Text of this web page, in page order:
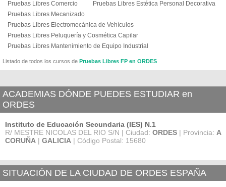
Pruebas Libres Comercio
Pruebas Libres Estética Personal Decorativa
Pruebas Libres Mecanizado
Pruebas Libres Electromecánica de Vehículos
Pruebas Libres Peluquería y Cosmética Capilar
Pruebas Libres Mantenimiento de Equipo Industrial
Listado de todos los cursos de Pruebas Libres FP en ORDES
ACADEMIAS DÓNDE PUEDES ESTUDIAR en
ORDES
Instituto de Educación Secundaria (IES) N.1
R/ MESTRE NICOLAS DEL RIO S/N | Ciudad: ORDES | Provincia: A
CORUÑA | GALICIA | Código Postal: 15680
SITUACIÓN DE LA CIUDAD DE ORDES ESPAÑA